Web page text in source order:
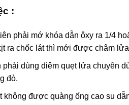
:
phải mớ khóa dẫn ôxy ra 1/4
ra chốc lát thì mới được châm
dùng diêm quẹt lửa chuyên
đỏ.
không được quàng ống cao su